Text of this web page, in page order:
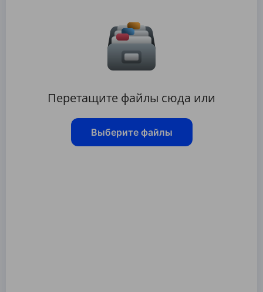
Перетащите файлы сюда или
Выберите файлы